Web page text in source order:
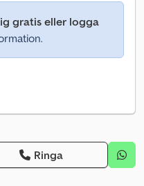
gratis eller logga
Ringa